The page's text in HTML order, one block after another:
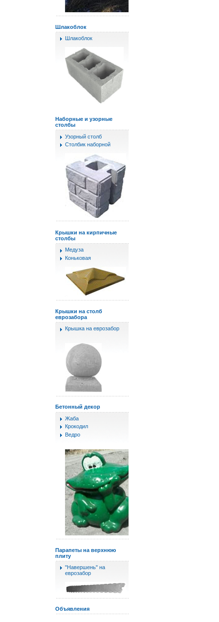
Шлакоблок
Шлакоблок
Наборные и узорные
столбы
Узорный столб
Столбик наборной
Крышки на кирпичные
столбы
Медуза
Коньковая
Крышки на столб
еврозабора
Крышка на еврозабор
Бетонный декор
Жаба
Крокодил
Ведро
Парапеты на верхнюю
плиту
"Навершень" на
еврозабор
Объявления